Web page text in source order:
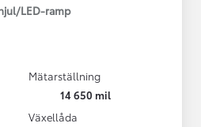
LED-ramp
Mätarställning
14 650 mil
Växellåda